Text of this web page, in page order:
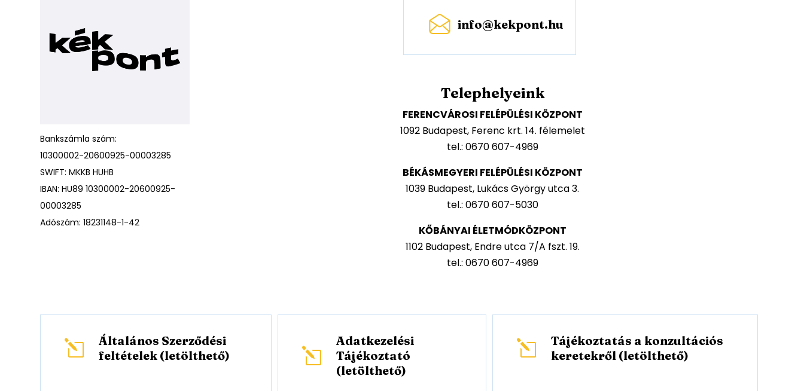
Bankszámla szám:
10300002-20600925-00003285
SWIFT: MKKB HUHB
IBAN: HU89 10300002-20600925-
00003285
Adószám: 18231148-1-42
info@kekpont.hu
Telephelyeink
FERENCVÁROSI FELÉPÜLÉSI KÖZPONT
1092 Budapest, Ferenc krt. 14. félemelet
tel.: 0670 607-4969
BÉKÁSMEGYERI FELÉPÜLÉSI KÖZPONT
1039 Budapest, Lukács György utca 3.
tel.: 0670 607-5030
KŐBÁNYAI ÉLETMÓDKÖZPONT
1102 Budapest, Endre utca 7/A fszt. 19.
tel.: 0670 607-4969
l
Általános Szerződési
feltételek (letölthető)
l
Adatkezelési
Tájékoztató
(letölthető)
l
Tájékoztatás a konzultációs
keretekről (letölthető)